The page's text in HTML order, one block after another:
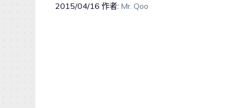
2015/04/16 作者: Mr. Qoo